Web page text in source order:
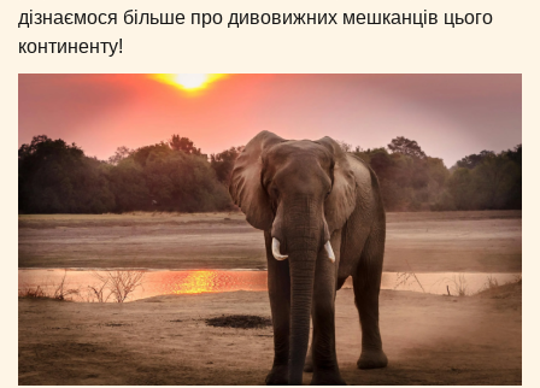
дізнаємося більше про дивовижних мешканців цього
континенту!